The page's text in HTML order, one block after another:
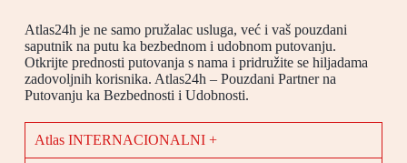
Atlas24h je ne samo pružalac usluga, već i vaš pouzdani
saputnik na putu ka bezbednom i udobnom putovanju.
Otkrijte prednosti putovanja s nama i pridružite se hiljadama
zadovoljnih korisnika. Atlas24h – Pouzdani Partner na
Putovanju ka Bezbednosti i Udobnosti.
Atlas INTERNACIONALNI +